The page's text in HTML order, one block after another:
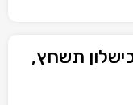
תשחץ,